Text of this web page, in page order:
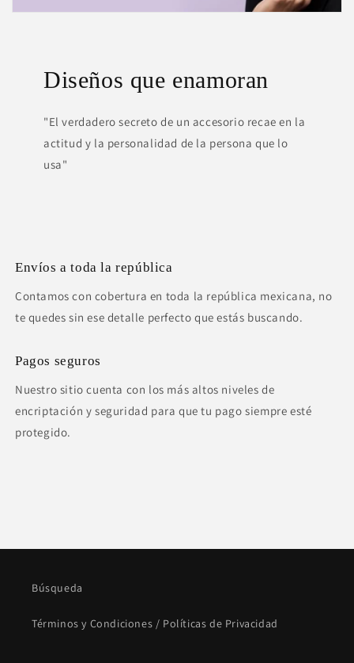
Diseños que enamoran
"El verdadero secreto de un accesorio recae en la
actitud y la personalidad de la persona que lo
usa"
Envíos a toda la república
Contamos con cobertura en toda la república mexicana, no
te quedes sin ese detalle perfecto que estás buscando.
Pagos seguros
Nuestro sitio cuenta con los más altos niveles de
encriptación y seguridad para que tu pago siempre esté
protegido.
Búsqueda
Términos y Condiciones / Políticas de Privacidad